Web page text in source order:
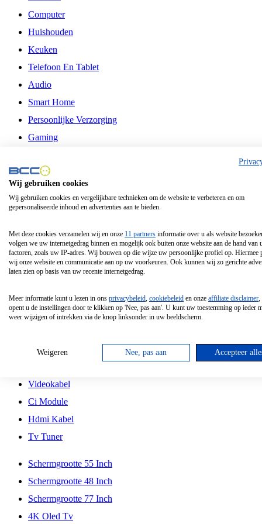
Computer
Huishouden
Keuken
Telefoon En Tablet
Audio
Smart Home
Persoonlijke Verzorging
Gaming
Philips
Schermgrootte 24 Inch
Schermgrootte 85 Inch
Schermgrootte 98 Inch
Tcl
Hd Led Tv
Antennekabel
Videokabel
Ci Module
Hdmi Kabel
Tv Tuner
Schermgrootte 55 Inch
Schermgrootte 48 Inch
Schermgrootte 77 Inch
4K Oled Tv
Wij gebruiken cookies
Wij gebruiken cookies en vergelijkbare technieken om de website te verbeteren en om
gepersonaliseerde inhoud en advertenties aan te bieden.
Met deze cookies verzamelen wij en onze 11 partners informatie over u als website
volgen we uw internetgedrag binnen en mogelijk ook buiten onze website aan de hand van
factoren, zoals uw IP-adres. Wij bouwen op die wijze uw persoonlijke profiel op. Hiermee
wij onze website en communicatie aan op uw voorkeuren. Ook kunnen wij zo gerichte
laten zien op basis van uw recente internetgedrag.
Meer informatie kunt u lezen in ons privacybeleid, cookiebeleid en onze affiliate disclaimer,
opent u de instellingen door te klikken op 'Nee, pas aan'. U kunt uw toestemming op ieder
weer wijzigen of intrekken via de knop linksonder in uw beeldscherm.
Weigeren Nee, pas aan Accepteer